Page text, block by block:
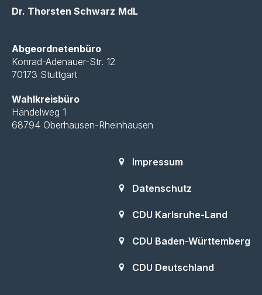
Dr. Thorsten Schwarz MdL
Abgeordnetenbüro
Konrad-Adenauer-Str. 12
70173 Stuttgart
Wahlkreisbüro
Händelweg 1
68794 Oberhausen-Rheinhausen
Impressum
Datenschutz
CDU Karlsruhe-Land
CDU Baden-Württemberg
CDU Deutschland